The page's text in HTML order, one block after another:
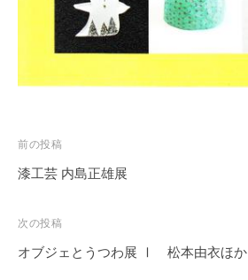
投
稿
ビ
ゲ
前の投稿
漆工芸 内島正雄展
次の投稿
オブジェとうつわ展 Ⅰ 松本由衣ほか